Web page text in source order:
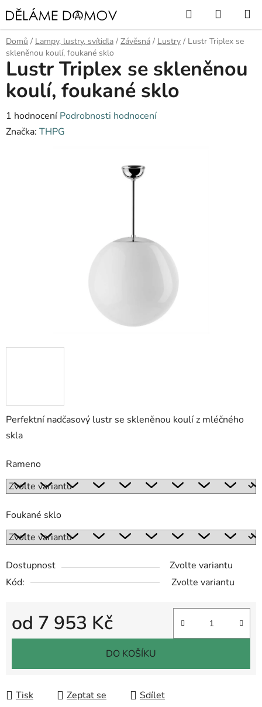
Přejít
na
obsah
Hledat
KOŠÍK
Domů / Lampy, lustry, svítidla / Závěsná / Lustry / Lustr Triplex se
skleněnou koulí, foukané sklo
Perfektní nadčasový lustr se skleněnou koulí z mléčného
skla
Rameno
Foukané sklo
Dostupnost
Zvolte variantu
Kód:
Zvolte variantu
od 7 953 Kč
Měrná cena:
DO KOŠÍKU
Tisk Zeptat se Sdílet
Lustr Triplex se skleněnou
koulí, foukané sklo
Průměrné
hodnocení
1 hodnocení Podrobnosti hodnocení
Značka: THPG